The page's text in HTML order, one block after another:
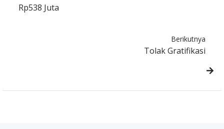
Rp538 Juta
Berikutnya
Tolak Gratifikasi